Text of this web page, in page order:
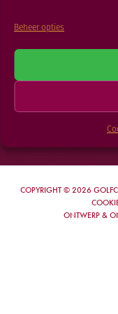
Beheer opties
GOLFSCHOOL
GOLFBAAN
COPYRIGHT © 2026
ONTWERP &